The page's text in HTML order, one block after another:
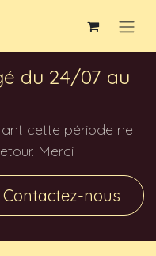
du 24/07 au
cette période ne
Merci
Contactez-nous